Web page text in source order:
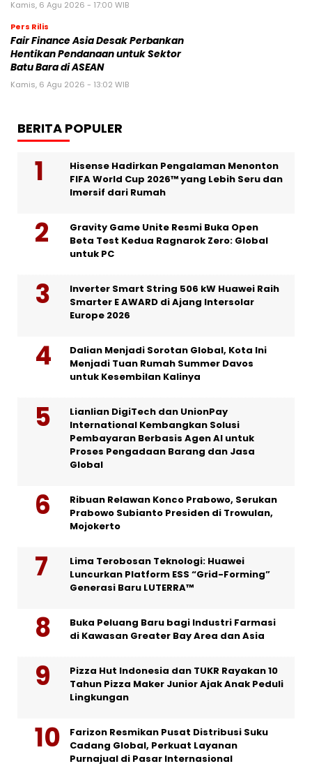
Kamis, 6 Agu 2026 - 17:00 WIB
Pers Rilis
Fair Finance Asia Desak Perbankan
Hentikan Pendanaan untuk Sektor
Batu Bara di ASEAN
Kamis, 6 Agu 2026 - 13:02 WIB
BERITA POPULER
Hisense Hadirkan Pengalaman Menonton
FIFA World Cup 2026™ yang Lebih Seru dan
Imersif dari Rumah
Gravity Game Unite Resmi Buka Open
Beta Test Kedua Ragnarok Zero: Global
untuk PC
Inverter Smart String 506 kW Huawei Raih
Smarter E AWARD di Ajang Intersolar
Europe 2026
Dalian Menjadi Sorotan Global, Kota Ini
Menjadi Tuan Rumah Summer Davos
untuk Kesembilan Kalinya
Lianlian DigiTech dan UnionPay
International Kembangkan Solusi
Pembayaran Berbasis Agen AI untuk
Proses Pengadaan Barang dan Jasa
Global
Ribuan Relawan Konco Prabowo, Serukan
Prabowo Subianto Presiden di Trowulan,
Mojokerto
Lima Terobosan Teknologi: Huawei
Luncurkan Platform ESS “Grid-Forming”
Generasi Baru LUTERRA™
Buka Peluang Baru bagi Industri Farmasi
di Kawasan Greater Bay Area dan Asia
Pizza Hut Indonesia dan TUKR Rayakan 10
Tahun Pizza Maker Junior Ajak Anak Peduli
Lingkungan
Farizon Resmikan Pusat Distribusi Suku
Cadang Global, Perkuat Layanan
Purnajual di Pasar Internasional